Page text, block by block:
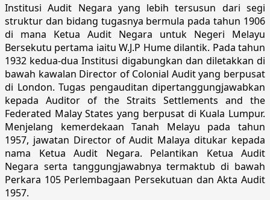
Institusi Audit Negara yang lebih tersusun dari segi
struktur dan bidang tugasnya bermula pada tahun 1906
di mana Ketua Audit Negara untuk Negeri Melayu
Bersekutu pertama iaitu W.J.P Hume dilantik. Pada tahun
1932 kedua-dua Institusi digabungkan dan diletakkan di
bawah kawalan Director of Colonial Audit yang berpusat
di London. Tugas pengauditan dipertanggungjawabkan
kepada Auditor of the Straits Settlements and the
Federated Malay States yang berpusat di Kuala Lumpur.
Menjelang kemerdekaan Tanah Melayu pada tahun
1957, jawatan Director of Audit Malaya ditukar kepada
nama Ketua Audit Negara. Pelantikan Ketua Audit
Negara serta tanggungjawabnya termaktub di bawah
Perkara 105 Perlembagaan Persekutuan dan Akta Audit
1957.